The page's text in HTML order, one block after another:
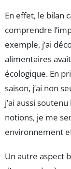
En effet, le bilan
comprendre
exemple, j’ai
alimentaires
écologique. En
saison, j’ai non
j’ai aussi
notions, je me
environnement
Un autre aspect